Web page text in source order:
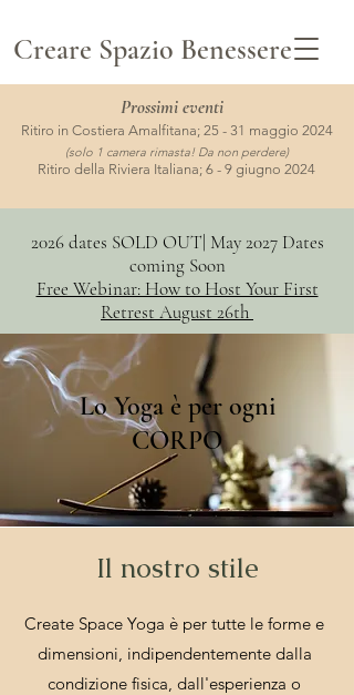
Creare Spazio Benessere
Prossimieventi
Ritiro in Costiera Amalfitana; 25 - 31 maggio 2024
(solo 1 camera rimasta! Da non perdere)
Ritiro della Riviera Italiana; 6 - 9 giugno 2024
2026 dates SOLD OUT| May 2027 Dates
coming Soon
Free Webinar: How to Host Your First
Retrest August 26th
Lo Yoga è per ogni
CORPO
Il nostro stile
Create Space Yoga è per tutte le forme e
dimensioni, indipendentemente dalla
condizione fisica, dall'esperienza o